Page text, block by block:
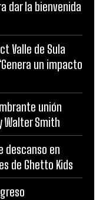
dar la bienvenida
Valle de Sula
un impacto
unión
Walter Smith
descanso en
de Ghetto Kids